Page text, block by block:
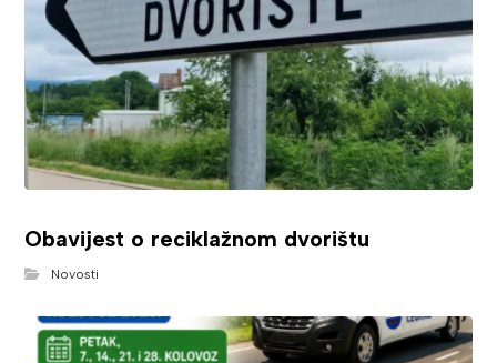
Obavijest o reciklažnom dvorištu
Novosti